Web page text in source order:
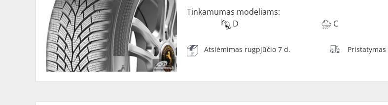
Tinkamumas modeliams:
D
C
Atsiėmimas rugpjūčio 7 d.